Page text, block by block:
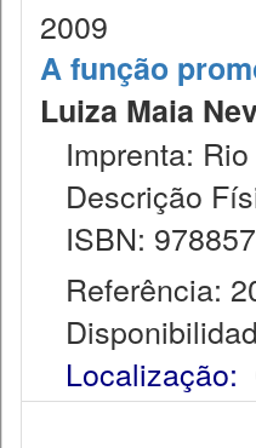
2009
A função
Luiza Maia
Imprenta:
Descrição
ISBN:
Referência:
Localização: